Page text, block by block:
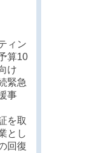
ィン
算10
け
緊急
事
を取
とし
回復